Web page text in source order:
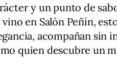
y un punto de
vino en Salón Peñín,
acompañan sin
quien descubre un